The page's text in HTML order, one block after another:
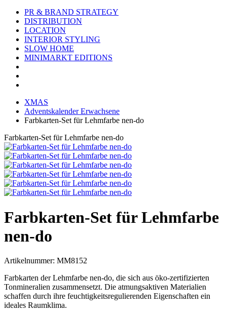
PR & BRAND STRATEGY
DISTRIBUTION
LOCATION
INTERIOR STYLING
SLOW HOME
MINIMARKT EDITIONS
XMAS
Adventskalender Erwachsene
Farbkarten-Set für Lehmfarbe nen-do
Farbkarten-Set für Lehmfarbe nen-do
Farbkarten-Set für Lehmfarbe
nen-do
Artikelnummer: MM8152
Farbkarten der Lehmfarbe nen-do, die sich aus öko-zertifizierten
Tonmineralien zusammensetzt. Die atmungsaktiven Materialien
schaffen durch ihre feuchtigkeitsregulierenden Eigenschaften ein
ideales Raumklima.